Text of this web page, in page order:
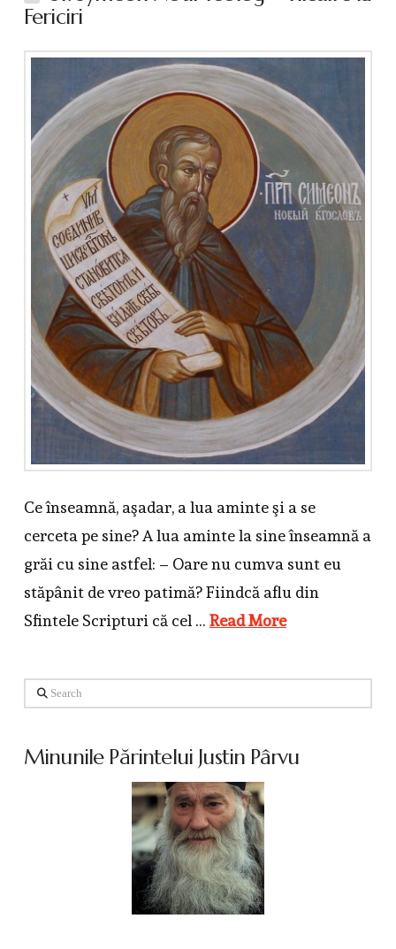
Fericiri
Ce înseamnă, aşadar, a lua aminte şi a se
cerceta pe sine? A lua aminte la sine înseamnă a
grăi cu sine astfel: – Oare nu cumva sunt eu
stăpânit de vreo patimă? Fiindcă aflu din
Sfintele Scripturi că cel … Read More
Search
Minunile Părintelui Justin Pârvu